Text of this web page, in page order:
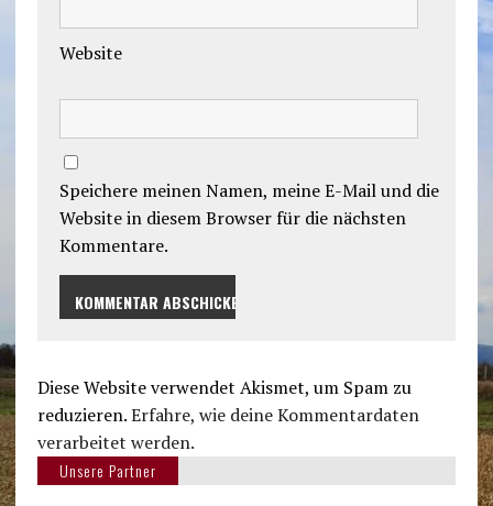
Website
Speichere meinen Namen, meine E-Mail und die
Website in diesem Browser für die nächsten
Kommentare.
Diese Website verwendet Akismet, um Spam zu
reduzieren.Erfahre, wie deine Kommentardaten
verarbeitet werden.
Unsere Partner